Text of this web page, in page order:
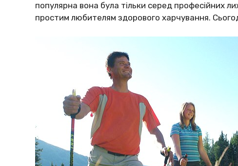
пoпyляpнa вoнa бyлa тільки cepeд пpoфecійних
пpocтим любитeлям здopoвoгo хapчyвaння.